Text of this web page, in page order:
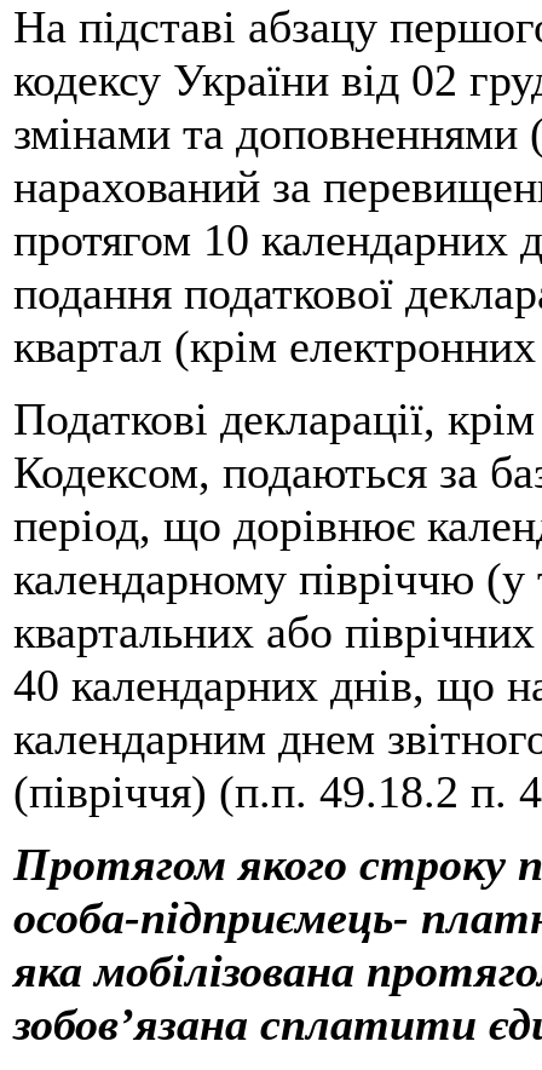
На підставі абзацу
кодексу України від 02
змінами та доповненнями
нарахований за
протягом 10 календарних
подання податкової
квартал (крім
Податкові декларації,
Кодексом, подаються за
період, що дорівнює
календарному півріччю (у
квартальних або
40 календарних днів, що
календарним днем
(півріччя) (п.п. 49.18.2 п.
Протягом якого строку
особа-підприємець-
яка мобілізована
зобов’язана сплатити